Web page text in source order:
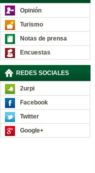
Opinión
Turismo
Notas de prensa
Encuestas
REDES SOCIALES
2urpi
Facebook
Twitter
Google+